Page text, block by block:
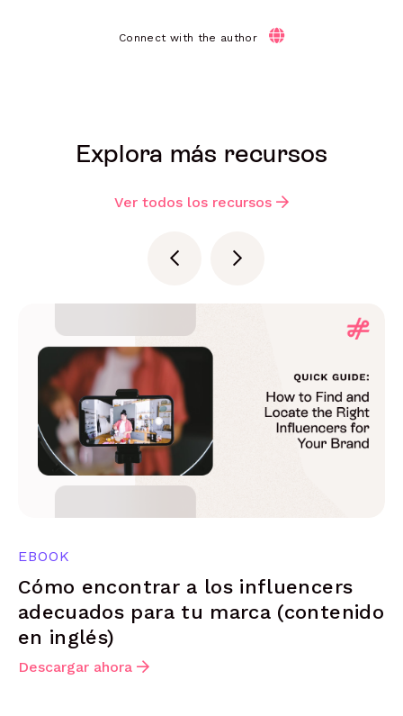
Connect with the author
Explora más recursos
Ver todos los recursos
EBOOK
Cómo encontrar a los influencers
adecuados para tu marca (contenido
en inglés)
Descargar ahora